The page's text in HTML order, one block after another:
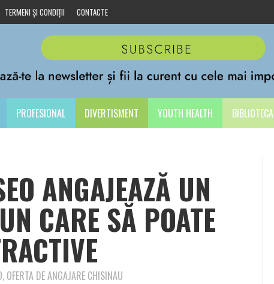
TERMENI ȘI CONDIȚII CONTACTE
PROFESIONAL DIVERTISMENT YOUTH HEALTH BIBLIOTECA
ANGAJEAZĂ UN
CARE SĂ POATE
OFERTA DE ANGAJARE CHISINAU